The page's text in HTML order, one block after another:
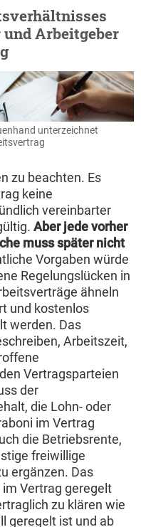
Arbeitgeber
unterzeichnet
zu beachten. Es
keine
vereinbarter
Aber jede vorher
muss später nicht
Vorgaben würde
Regelungslücken in
ähneln
und kostenlos
werden. Das
Arbeitszeit,
Vertragsparteien
der
die Lohn- oder
im Vertrag
die Betriebsrente,
freiwillige
ergänzen. Das
Vertrag geregelt
zu klären wie
geregelt ist und ab